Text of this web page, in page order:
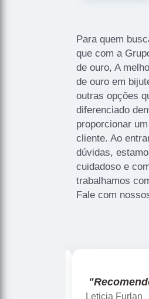
Para quem
que com a
de ouro, A
de ouro em
outras opções
diferenciado
proporcionar
cliente. Ao
dúvidas,
cuidadoso e
trabalhamos
Fale com